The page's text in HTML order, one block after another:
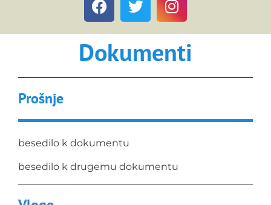
Dokumenti
Prošnje
besedilo k dokumentu
besedilo k drugemu dokumentu